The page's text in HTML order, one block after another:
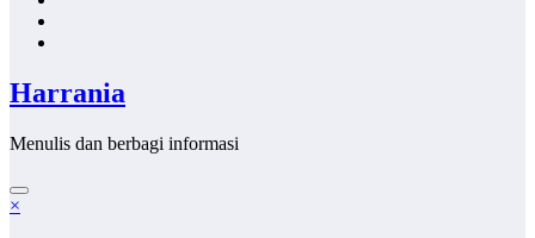
Harrania
Menulis dan berbagi informasi
×